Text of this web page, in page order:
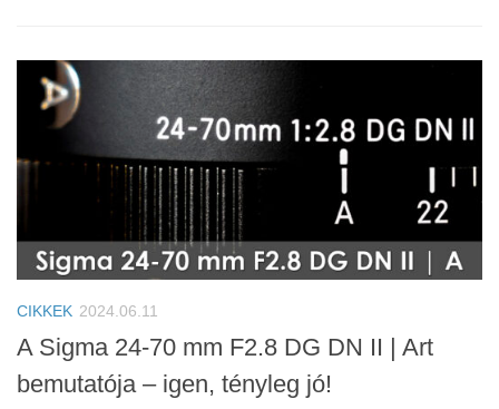
CIKKEK 2024.06.11
A Sigma 24-70 mm F2.8 DG DN II | Art
bemutatója – igen, tényleg jó!